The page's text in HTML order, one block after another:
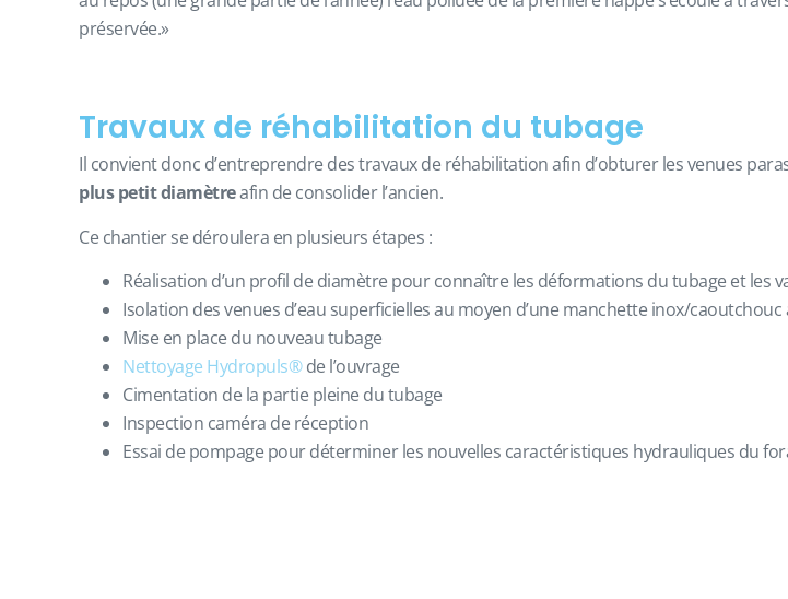
préservée.»
Travaux de réhabilitation du tubage
Il convient donc d’entreprendre des travaux de réhabilitation afin d’obturer les venues
plus petit diamètreafin de consolider l’ancien.
Ce chantier se déroulera en plusieurs étapes :
Réalisation d’un profil de diamètre pour connaître les déformations du tubage et les
Isolation des venues d’eau superficielles au moyen d’une manchette inox/
Mise en place du nouveau tubage
Nettoyage Hydropuls®de l’ouvrage
Cimentation de la partie pleine du tubage
Inspection caméra de réception
Essai de pompage pour déterminer les nouvelles caractéristiques hydrauliques du